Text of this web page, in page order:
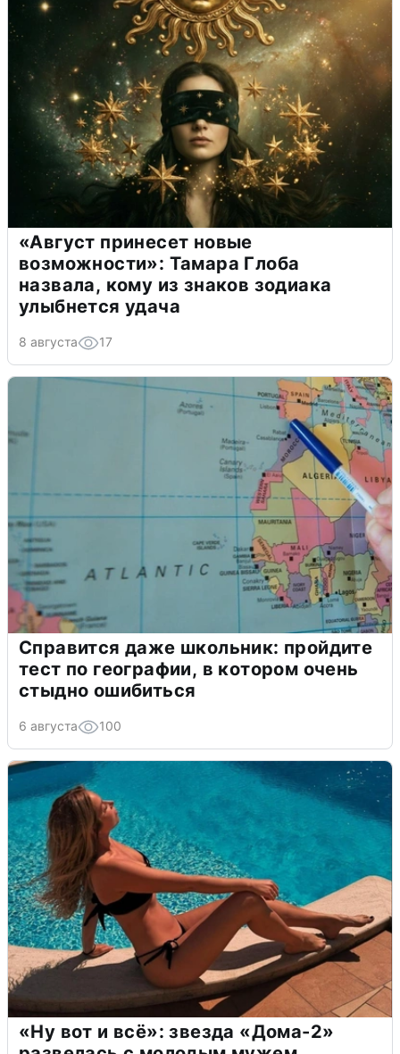
«Август принесет новые
возможности»: Тамара Глоба
назвала, кому из знаков зодиака
улыбнется удача
8 августа 17
Справится даже школьник: пройдите
тест по географии, в котором очень
стыдно ошибиться
6 августа 100
«Ну вот и всё»: звезда «Дома-2»